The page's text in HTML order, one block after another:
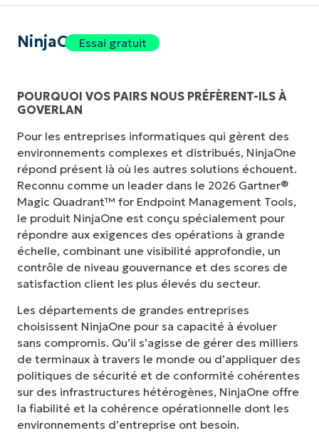
NinjaOneEssai gratuit
POURQUOI VOS PAIRS NOUS PRÉFÈRENT-ILS À
GOVERLAN
Pour les entreprises informatiques qui gèrent des
environnements complexes et distribués, NinjaOne
répond présent là où les autres solutions échouent.
Reconnu comme un leader dans le 2026 Gartner®
Magic Quadrant™ for Endpoint Management Tools,
le produit NinjaOne est conçu spécialement pour
répondre aux exigences des opérations à grande
échelle, combinant une visibilité approfondie, un
contrôle de niveau gouvernance et des scores de
satisfaction client les plus élevés du secteur.
Les départements de grandes entreprises
choisissent NinjaOne pour sa capacité à évoluer
sans compromis. Qu’il s’agisse de gérer des milliers
de terminaux à travers le monde ou d’appliquer des
politiques de sécurité et de conformité cohérentes
sur des infrastructures hétérogènes, NinjaOne offre
la fiabilité et la cohérence opérationnelle dont les
environnements d’entreprise ont besoin.